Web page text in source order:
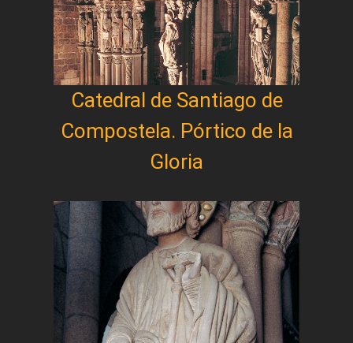
Catedral de Santiago de
Compostela. Pórtico de la
Gloria